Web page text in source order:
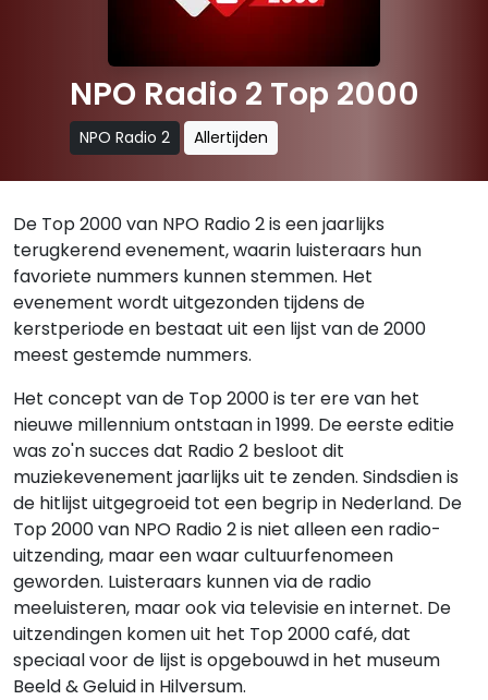
NPO Radio 2 Top 2000
NPO Radio 2 Allertijden
De Top 2000 van NPO Radio 2 is een jaarlijks
terugkerend evenement, waarin luisteraars hun
favoriete nummers kunnen stemmen. Het
evenement wordt uitgezonden tijdens de
kerstperiode en bestaat uit een lijst van de 2000
meest gestemde nummers.
Het concept van de Top 2000 is ter ere van het
nieuwe millennium ontstaan in 1999. De eerste editie
was zo'n succes dat Radio 2 besloot dit
muziekevenement jaarlijks uit te zenden. Sindsdien is
de hitlijst uitgegroeid tot een begrip in Nederland. De
Top 2000 van NPO Radio 2 is niet alleen een radio-
uitzending, maar een waar cultuurfenomeen
geworden. Luisteraars kunnen via de radio
meeluisteren, maar ook via televisie en internet. De
uitzendingen komen uit het Top 2000 café, dat
speciaal voor de lijst is opgebouwd in het museum
Beeld & Geluid in Hilversum.